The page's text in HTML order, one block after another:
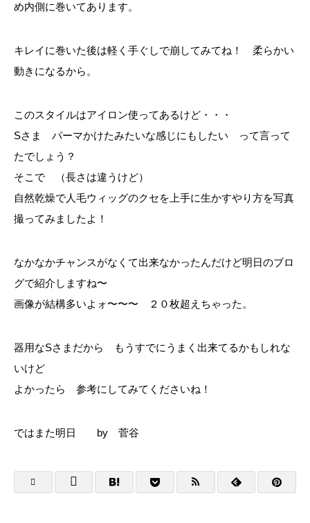
め内側に巻いてあります。
キレイに巻いた後は軽く手ぐしで崩してみてね！ 柔らかい
動きになるから。
このスタイルはアイロン使ってあるけど・・・
Sさま パーマかけたみたいな感じにもしたい って言って
たでしょう？
そこで （長さは違うけど）
自然乾燥で人毛ウィッグのクセを上手に生かすやり方を写真
撮ってみましたよ！
なかなかチャンスがなくて出来なかったんだけど明日のブロ
グで紹介しますね〜
画像が結構多いよォ〜〜〜 ２０枚超えちゃった。
器用なSさまだから もうすでにうまく出来てるかもしれな
いけど
よかったら 参考にしてみてくださいね！
ではまた明日 by 菅谷